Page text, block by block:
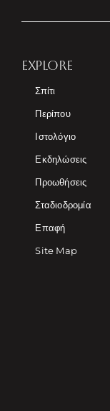
EXPLORE
Σπίτι
Περίπου
Ιστολόγιο
Εκδηλώσεις
Προωθήσεις
Σταδιοδρομία
Επαφή
Site Map